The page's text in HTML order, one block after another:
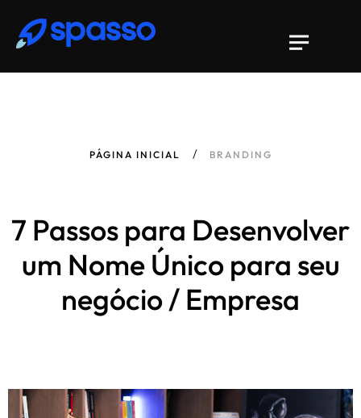
PÁGINA INICIAL BRANDING
7 Passos para Desenvolver
um Nome Único para seu
negócio / Empresa